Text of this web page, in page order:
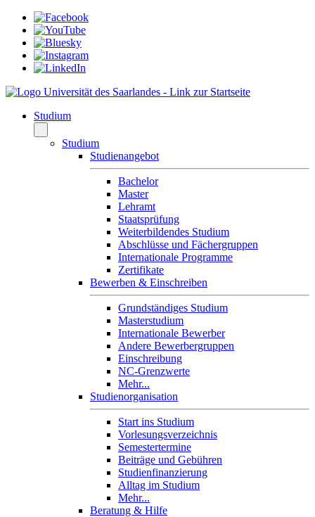
Studium
Studium
Studienangebot
Bachelor
Master
Lehramt
Staatsprüfung
Weiterbildendes Studium
Abschlüsse und Fächergruppen
Internationale Programme
Zertifikate
Bewerben & Einschreiben
Grundständiges Studium
Masterstudium
Internationale Bewerber
Andere Bewerbergruppen
Einschreibung
NC-Grenzwerte
Mehr...
Studienorganisation
Start ins Studium
Vorlesungsverzeichnis
Semestertermine
Beiträge und Gebühren
Studienfinanzierung
Alltag im Studium
Mehr...
Beratung & Hilfe